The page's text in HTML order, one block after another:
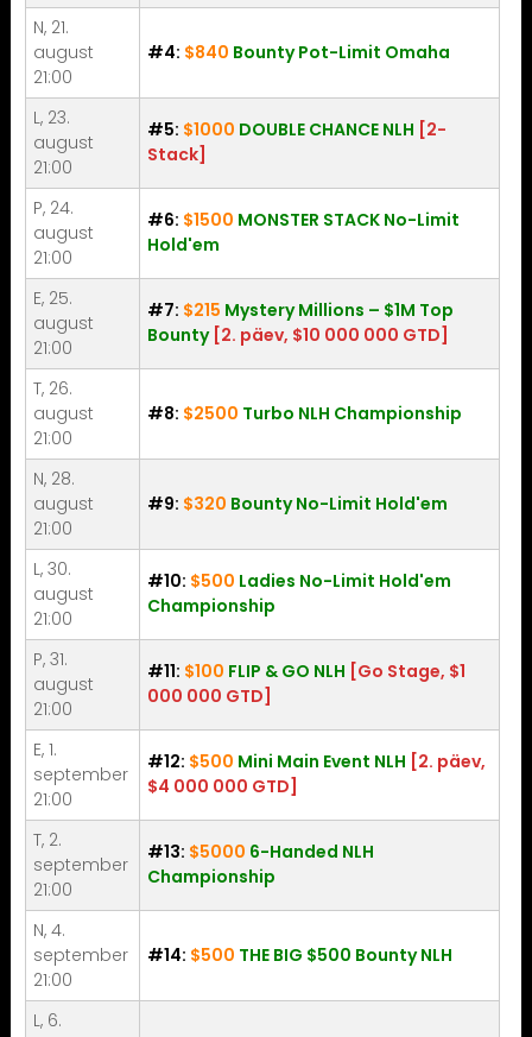
N, 21.
august
21:00
#4: $840 Bounty Pot-Limit Omaha
L, 23.
august
21:00
#5: $1000 DOUBLE CHANCE NLH [2-
Stack]
P, 24.
august
21:00
#6: $1500 MONSTER STACK No-Limit
Hold'em
E, 25.
august
21:00
#7: $215 Mystery Millions – $1M Top
Bounty [2. päev, $10 000 000 GTD]
T, 26.
august
21:00
#8: $2500 Turbo NLH Championship
N, 28.
august
21:00
#9: $320 Bounty No-Limit Hold'em
L, 30.
august
21:00
#10: $500 Ladies No-Limit Hold'em
Championship
P, 31.
august
21:00
#11: $100 FLIP & GO NLH [Go Stage, $1
000 000 GTD]
E, 1.
september
21:00
#12: $500 Mini Main Event NLH [2. päev,
$4 000 000 GTD]
T, 2.
september
21:00
#13: $5000 6-Handed NLH
Championship
N, 4.
september
21:00
#14: $500 THE BIG $500 Bounty NLH
L, 6.